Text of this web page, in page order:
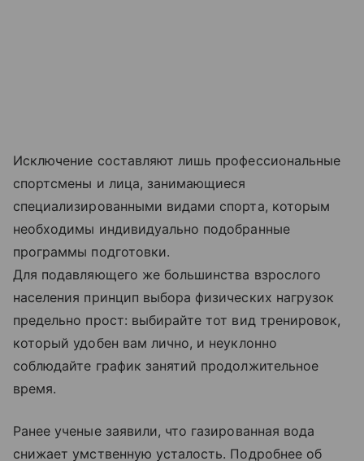
Исключение составляют лишь профессиональные
спортсмены и лица, занимающиеся
специализированными видами спорта, которым
необходимы индивидуально подобранные
программы подготовки.
Для подавляющего же большинства взрослого
населения принцип выбора физических нагрузок
предельно прост: выбирайте тот вид тренировок,
который удобен вам лично, и неуклонно
соблюдайте график занятий продолжительное
время.
Ранее ученые заявили, что газированная вода
снижает умственную усталость. Подробнее об